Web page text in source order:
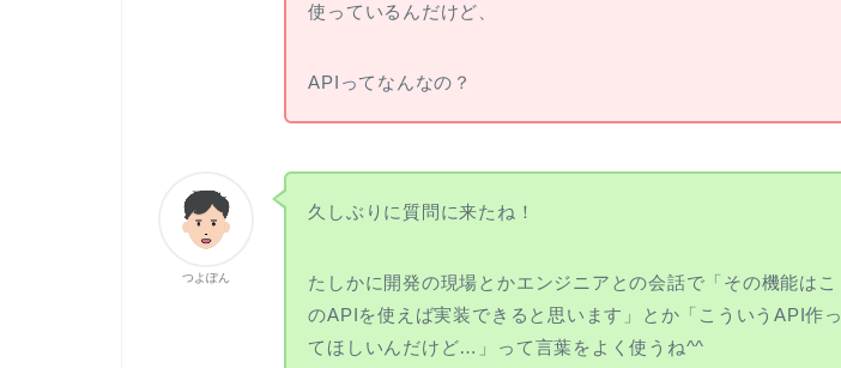
使っているんだけど、
APIってなんなの？
つよぽん
久しぶりに質問に来たね！
たしかに開発の現場とかエンジニアとの会話で「その機能はこ
のAPIを使えば実装できると思います」とか「こういうAPI作っ
てほしいんだけど…」って言葉をよく使うね^^